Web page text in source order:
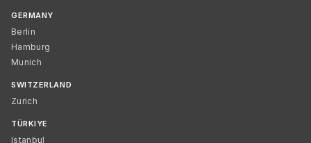
GERMANY
Berlin
Hamburg
Munich
SWITZERLAND
Zurich
TÜRKIYE
Istanbul